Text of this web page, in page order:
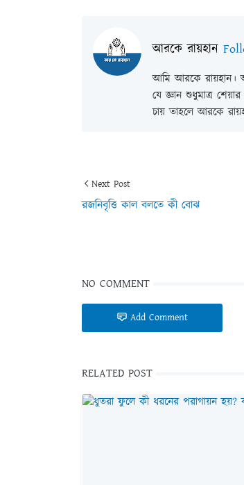
আরকে রায়হান
আমি আরকে রায়হান।
যে জ্ঞান শুধুমাত্র
চায় তাহলে আরকে
Next Post
রজনিবৃত্তি কাল বলতে কী বোঝ
NO COMMENT
Add Comment
RELATED POST